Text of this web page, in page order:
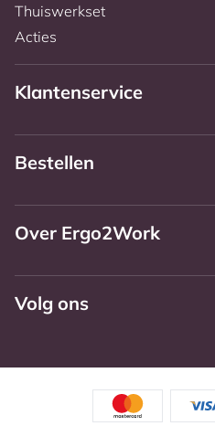
Thuiswerkset
Acties
Klantenservice
Bestellen
Over Ergo2Work
Volg ons